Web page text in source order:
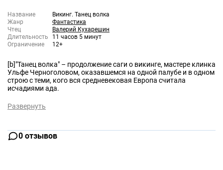
Название
Викинг. Танец волка
Жанр
Фантастика
Чтец
Валерий Кухарешин
Длительность
11 часов 5 минут
Ограничение
12+
[b]"Танец волка" – продолжение саги о викинге, мастере клинка
Ульфе Черноголовом, оказавшемся на одной палубе и в одном
строю с теми, кого вся средневековая Европа считала
исчадиями ада.
Развернуть
0 отзывов